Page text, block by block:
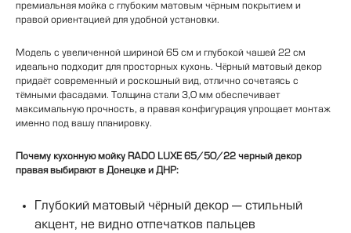
премиальная мойка с глубоким матовым чёрным покрытием и
правой ориентацией для удобной установки.
Модель с увеличенной шириной 65 см и глубокой чашей 22 см
идеально подходит для просторных кухонь. Чёрный матовый декор
придаёт современный и роскошный вид, отлично сочетаясь с
тёмными фасадами. Толщина стали 3,0 мм обеспечивает
максимальную прочность, а правая конфигурация упрощает монтаж
именно под вашу планировку.
Почему кухонную мойку RADO LUXE 65/50/22 черный декор
правая выбирают в Донецке и ДНР:
Глубокий матовый чёрный декор — стильный
акцент, не видно отпечатков пальцев